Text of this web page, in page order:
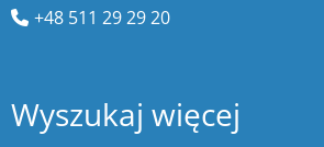
+48 511 29 29 20
Wyszukaj więcej